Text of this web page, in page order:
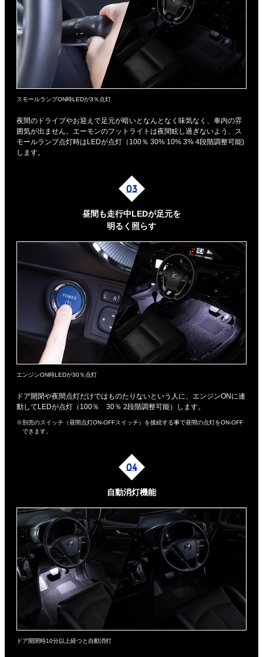
スモールランプON時LEDが3％点灯
夜間のドライブやお迎えで足元が暗いとなんとなく味気なく、車内の雰
囲気が出ません。エーモンのフットライトは夜間眩し過ぎないよう、ス
モールランプ点灯時はLEDが点灯（100％ 30% 10% 3% 4段階調整可能)
します。
昼間も走行中LEDが足元を
明るく照らす
エンジンON時LEDが30％点灯
ドア開閉や夜間点灯だけではものたりないという人に、エンジンONに連
動してLEDが点灯（100％ 30％ 2段階調整可能）します。
※別売のスイッチ（昼間点灯ON-OFFスイッチ）を接続する事で昼間の点灯をON-OFF
できます。
自動消灯機能
ドア開閉時10分以上経つと自動消灯